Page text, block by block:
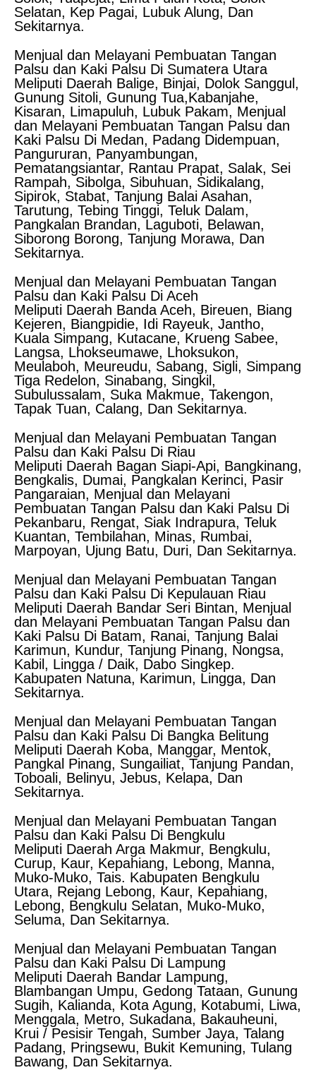
Selatan, Kep Pagai, Lubuk Alung, Dan
Sekitarnya.
Menjual dan Melayani Pembuatan Tangan
Palsu dan Kaki Palsu Di Sumatera Utara
Meliputi Daerah Balige, Binjai, Dolok Sanggul,
Gunung Sitoli, Gunung Tua,Kabanjahe,
Kisaran, Limapuluh, Lubuk Pakam, Menjual
dan Melayani Pembuatan Tangan Palsu dan
Kaki Palsu Di Medan, Padang Didempuan,
Pangururan, Panyambungan,
Pematangsiantar, Rantau Prapat, Salak, Sei
Rampah, Sibolga, Sibuhuan, Sidikalang,
Sipirok, Stabat, Tanjung Balai Asahan,
Tarutung, Tebing Tinggi, Teluk Dalam,
Pangkalan Brandan, Laguboti, Belawan,
Siborong Borong, Tanjung Morawa, Dan
Sekitarnya.
Menjual dan Melayani Pembuatan Tangan
Palsu dan Kaki Palsu Di Aceh
Meliputi Daerah Banda Aceh, Bireuen, Biang
Kejeren, Biangpidie, Idi Rayeuk, Jantho,
Kuala Simpang, Kutacane, Krueng Sabee,
Langsa, Lhokseumawe, Lhoksukon,
Meulaboh, Meureudu, Sabang, Sigli, Simpang
Tiga Redelon, Sinabang, Singkil,
Subulussalam, Suka Makmue, Takengon,
Tapak Tuan, Calang, Dan Sekitarnya.
Menjual dan Melayani Pembuatan Tangan
Palsu dan Kaki Palsu Di Riau
Meliputi Daerah Bagan Siapi-Api, Bangkinang,
Bengkalis, Dumai, Pangkalan Kerinci, Pasir
Pangaraian, Menjual dan Melayani
Pembuatan Tangan Palsu dan Kaki Palsu Di
Pekanbaru, Rengat, Siak Indrapura, Teluk
Kuantan, Tembilahan, Minas, Rumbai,
Marpoyan, Ujung Batu, Duri, Dan Sekitarnya.
Menjual dan Melayani Pembuatan Tangan
Palsu dan Kaki Palsu Di Kepulauan Riau
Meliputi Daerah Bandar Seri Bintan, Menjual
dan Melayani Pembuatan Tangan Palsu dan
Kaki Palsu Di Batam, Ranai, Tanjung Balai
Karimun, Kundur, Tanjung Pinang, Nongsa,
Kabil, Lingga / Daik, Dabo Singkep.
Kabupaten Natuna, Karimun, Lingga, Dan
Sekitarnya.
Menjual dan Melayani Pembuatan Tangan
Palsu dan Kaki Palsu Di Bangka Belitung
Meliputi Daerah Koba, Manggar, Mentok,
Pangkal Pinang, Sungailiat, Tanjung Pandan,
Toboali, Belinyu, Jebus, Kelapa, Dan
Sekitarnya.
Menjual dan Melayani Pembuatan Tangan
Palsu dan Kaki Palsu Di Bengkulu
Meliputi Daerah Arga Makmur, Bengkulu,
Curup, Kaur, Kepahiang, Lebong, Manna,
Muko-Muko, Tais. Kabupaten Bengkulu
Utara, Rejang Lebong, Kaur, Kepahiang,
Lebong, Bengkulu Selatan, Muko-Muko,
Seluma, Dan Sekitarnya.
Menjual dan Melayani Pembuatan Tangan
Palsu dan Kaki Palsu Di Lampung
Meliputi Daerah Bandar Lampung,
Blambangan Umpu, Gedong Tataan, Gunung
Sugih, Kalianda, Kota Agung, Kotabumi, Liwa,
Menggala, Metro, Sukadana, Bakauheuni,
Krui / Pesisir Tengah, Sumber Jaya, Talang
Padang, Pringsewu, Bukit Kemuning, Tulang
Bawang, Dan Sekitarnya.